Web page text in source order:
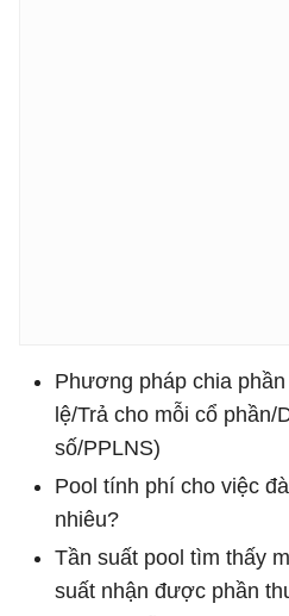
Phương pháp chia
lệ/Trả cho mỗi cổ phần/
số/PPLNS)
Pool tính phí cho việc
nhiêu?
Tần suất pool tìm thấy
suất nhận được phần